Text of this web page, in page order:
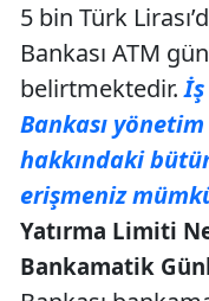
5 bin Türk
Bankası ATM
belirtmektedir.İş
Bankası
hakkındaki
erişmeniz
Yatırma Limiti
Bankamatik